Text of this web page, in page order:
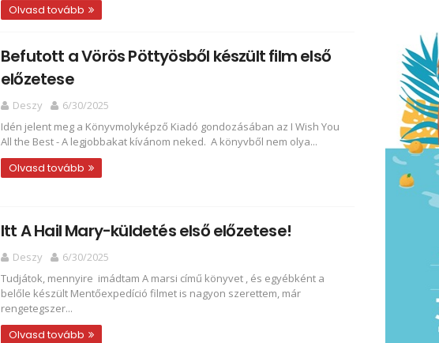
Olvasd tovább
Befutott a Vörös Pöttyösből készült film első
előzetese
Deszy
6/30/2025
Idén jelent meg a Könyvmolyképző Kiadó gondozásában az I Wish You
All the Best - A legjobbakat kívánom neked. A könyvből nem olya...
Olvasd tovább
Itt A Hail Mary-küldetés első előzetese!
Deszy
6/30/2025
Tudjátok, mennyire imádtam A marsi című könyvet , és egyébként a
belőle készült Mentőexpedíció filmet is nagyon szerettem, már
rengetegszer...
Olvasd tovább